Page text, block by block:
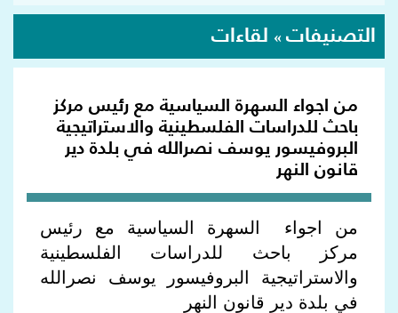
التصنيفات » لقاءات
من اجواء السهرة السياسية مع رئيس مركز
باحث للدراسات الفلسطينية والاستراتيجية
البروفيسور يوسف نصرالله في بلدة دير
قانون النهر
من اجواء السهرة السياسية مع رئيس
مركز باحث للدراسات الفلسطينية
والاستراتيجية البروفيسور يوسف نصرالله
في بلدة دير قانون النهر​